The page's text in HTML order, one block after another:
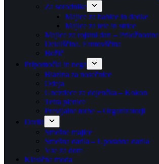
Za sorodnike
Majice za babice in dedke
Majice za tete in strice
Majice za rojstni dan – Priložnostne
Dekliščina, Fantovščina
Božič
Pripomočki in nega
Blazina za nosečnice
Odeja
Gnezdece za dojenčka – Kokon
Tetra plenice
Previjalne torbe – Organizatorji
Darila
Smešne majice
Smešna darila – Uporabna darila
Vse za dom
Klasična moda